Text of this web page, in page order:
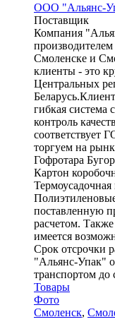
ООО "Альянс-
Поставщик
Компания
Смоленске и
клиенты - это
Центральных
гибкая система
контроль
соответствует
торгуем на
Гофротара
Картон
поставленную
расчетом.
имеется
Срок отсрочки
"Альянс-Упак"
транспортом до
Товары
Фото
Смоленск,